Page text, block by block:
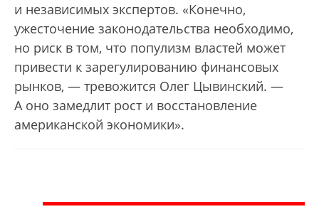
и независимых экспертов. «Конечно,
ужесточение законодательства необходимо,
но риск в том, что популизм властей может
привести к зарегулированию финансовых
рынков, — тревожится Олег Цывинский. —
А оно замедлит рост и восстановление
американской экономики».